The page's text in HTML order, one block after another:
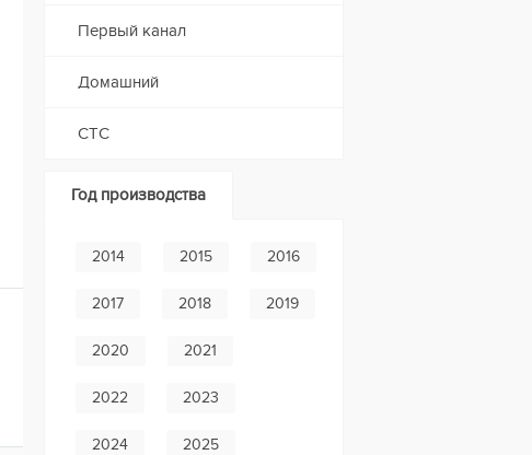
Первый канал
Домашний
СТС
Год производства
2014 2015 2016
2017 2018 2019
2020 2021
2022 2023
2024 2025